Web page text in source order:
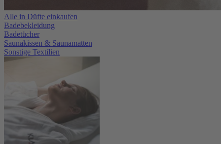
Alle in Düfte einkaufen
Badebekleidung
Badetücher
Saunakissen & Saunamatten
Sonstige Textilien